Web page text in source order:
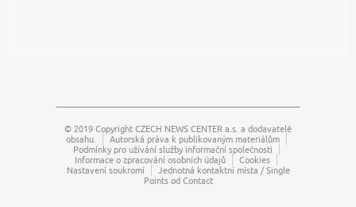
© 2019 Copyright CZECH NEWS CENTER a.s. a dodavatelé
obsahu.
Autorská práva k publikovaným materiálům
Podmínky pro užívání služby informační společnosti
Informace o zpracování osobních údajů
Cookies
Nastavení soukromí
Jednotná kontaktní místa / Single
Points od Contact